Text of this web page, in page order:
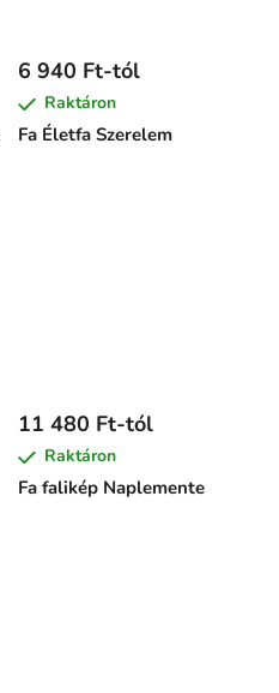
Fa Életfa Szerelem
6 940 Ft-tól
Raktáron
Fa falikép Naplemente
11 480 Ft-tól
Raktáron